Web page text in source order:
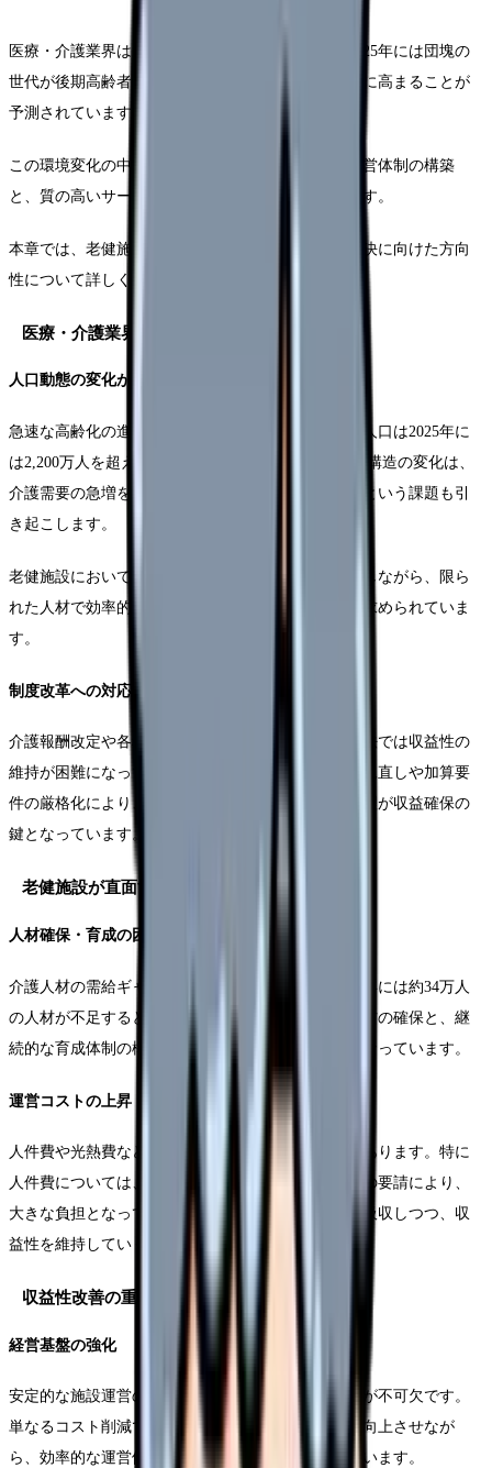
医療・介護業界は大きな転換期を迎えています。2025年には団塊の
世代が後期高齢者となり、医療・介護ニーズが急激に高まることが
予測されています。
この環境変化の中で、老人保健施設には効率的な経営体制の構築
と、質の高いサービス提供の両立が求められています。
本章では、老健施設が直面する経営課題と、その解決に向けた方向
性について詳しく解説します。
医療・介護業界の環境変化
人口動態の変化がもたらす影響
急速な高齢化の進展により、75歳以上の後期高齢者人口は2025年に
は2,200万人を超えると予測されています。この人口構造の変化は、
介護需要の急増をもたらすと同時に、働き手の減少という課題も引
き起こします。
老健施設においては、増加する利用者ニーズに対応しながら、限ら
れた人材で効率的なサービス提供を実現することが求められていま
す。
制度改革への対応
介護報酬改定や各種制度変更により、従来の運営方法では収益性の
維持が困難になってきています。特に、基本報酬の見直しや加算要
件の厳格化により、きめ細かな対応と正確な記録管理が収益確保の
鍵となっています。
老健施設が直面する課題
人材確保・育成の困難さ
介護人材の需給ギャップは年々拡大しており、2025年には約34万人
の人材が不足すると予測されています。質の高い人材の確保と、継
続的な育成体制の構築は、施設運営の最重要課題となっています。
運営コストの上昇
人件費や光熱費などの運営コストは年々上昇傾向にあります。特に
人件費については、働き方改革への対応や処遇改善の要請により、
大きな負担となっています。これらのコスト増加を吸収しつつ、収
益性を維持していく必要があります。
収益性改善の重要性
経営基盤の強化
安定的な施設運営のためには、適切な利益率の確保が不可欠です。
単なるコスト削減ではなく、サービスの質を維持・向上させなが
ら、効率的な運営体制を構築することが求められています。